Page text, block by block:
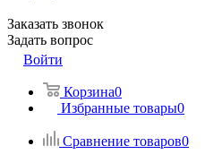
Заказать звонок
Задать вопрос
Войти
Корзина0
Избранные товары0
Сравнение товаров0